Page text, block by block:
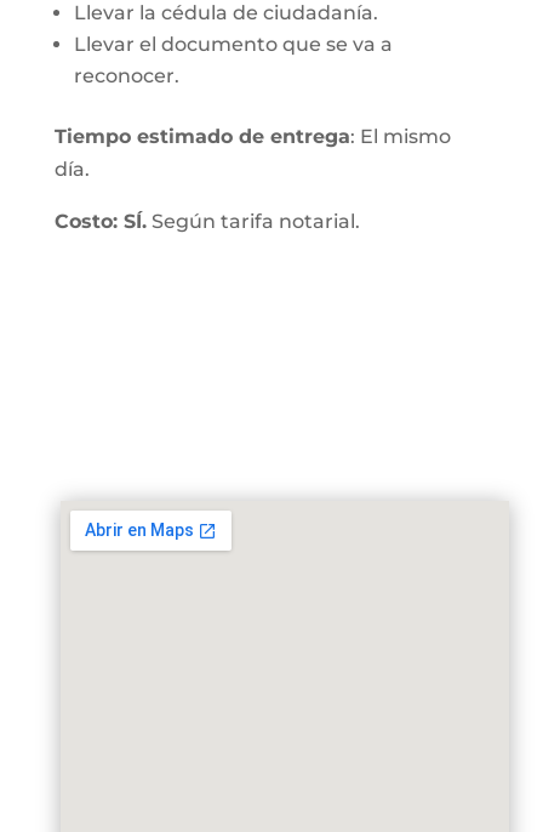
Llevar la cédula de ciudadanía.
Llevar el documento que se va a
reconocer.
Tiempo estimado de entrega: El mismo
día.
Costo: SÍ.Según tarifa notarial.